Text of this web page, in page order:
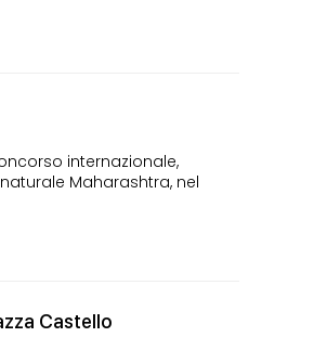
internazionale,
Maharashtra, nel
Castello